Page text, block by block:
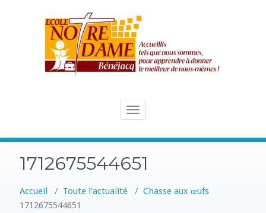
Toggle
1712675544651
Accueil / Toute l'actualité / Chasse aux œufs
1712675544651